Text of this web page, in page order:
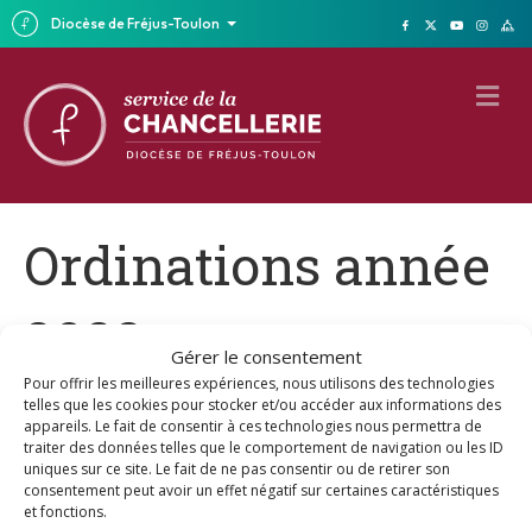
Gérer le consentement
Pour offrir les meilleures expériences, nous utilisons des technologies
telles que les cookies pour stocker et/ou accéder aux informations des
appareils. Le fait de consentir à ces technologies nous permettra de
traiter des données telles que le comportement de navigation ou les ID
uniques sur ce site. Le fait de ne pas consentir ou de retirer son
consentement peut avoir un effet négatif sur certaines caractéristiques
et fonctions.
Diocèse de Fréjus-Toulon
M
E
Ordinations année
2022
7 janvier 2022